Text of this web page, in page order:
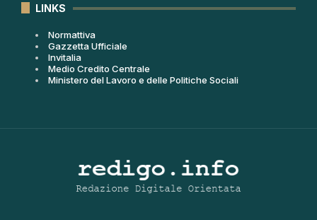
LINKS
Normattiva
Gazzetta Ufficiale
Invitalia
Medio Credito Centrale
Ministero del Lavoro e delle Politiche Sociali